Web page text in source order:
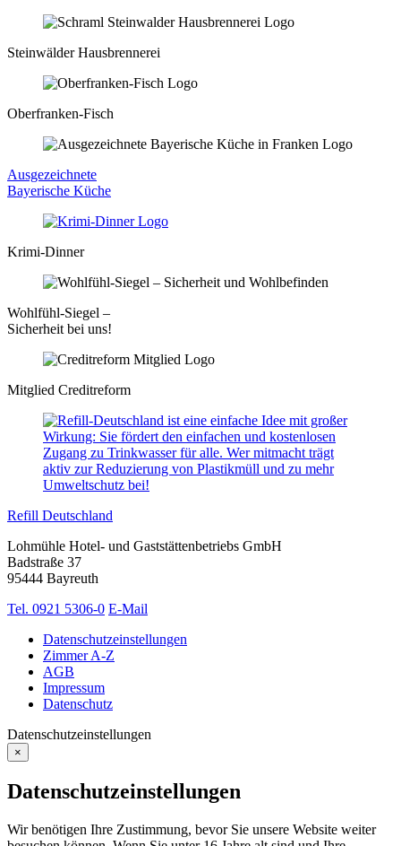
Steinwälder Hausbrennerei
Oberfranken-Fisch
Ausgezeichnete
Bayerische Küche
Krimi-Dinner
Wohlfühl-Siegel –
Sicherheit bei uns!
Mitglied Creditreform
Refill Deutschland
Lohmühle Hotel- und Gaststättenbetriebs GmbH
Badstraße 37
95444 Bayreuth
Tel. 0921 5306-0 E-Mail
Datenschutzeinstellungen
Zimmer A-Z
AGB
Impressum
Datenschutz
Datenschutzeinstellungen
×
Datenschutzeinstellungen
Wir benötigen Ihre Zustimmung, bevor Sie unsere Website weiter